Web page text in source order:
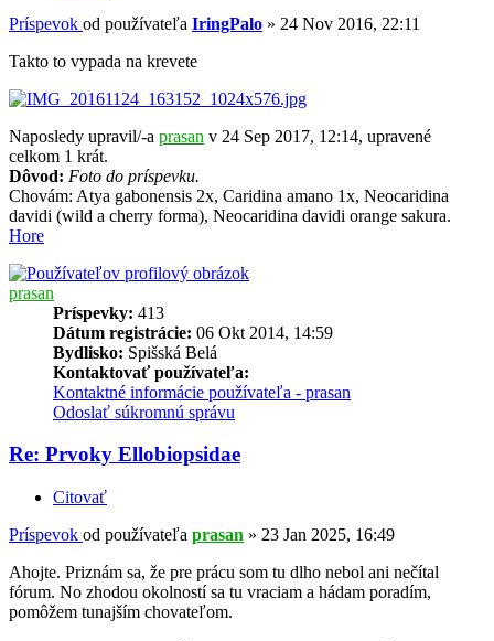
Príspevok od používateľa IringPalo » 24 Nov 2016, 22:11
Takto to vypada na krevete
Naposledy upravil/-a prasan v 24 Sep 2017, 12:14, upravené
celkom 1 krát.
Dôvod: Foto do príspevku.
Chovám: Atya gabonensis 2x, Caridina amano 1x, Neocaridina
davidi (wild a cherry forma), Neocaridina davidi orange sakura.
Hore
prasan
Príspevky: 413
Dátum registrácie: 06 Okt 2014, 14:59
Bydlisko: Spišská Belá
Kontaktovať používateľa:
Kontaktné informácie používateľa - prasan
Odoslať súkromnú správu
Re: Prvoky Ellobiopsidae
Citovať
Príspevok od používateľa prasan » 23 Jan 2025, 16:49
Ahojte. Priznám sa, že pre prácu som tu dlho nebol ani nečítal
fórum. No zhodou okolností sa tu vraciam a hádam poradím,
pomôžem tunajším chovateľom.